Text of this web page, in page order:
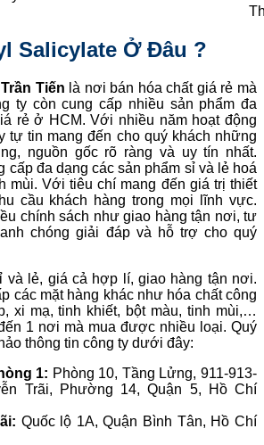
Salicylate Ở Đâu ?
Tiến là nơi bán hóa chất giá rẻ mà
ty còn cung cấp nhiều sản phẩm đa
rẻ ở HCM. Với nhiều năm hoạt động
tự tin mang đến cho quý khách những
nguồn gốc rõ ràng và uy tín nhất.
cấp đa dạng các sản phẩm sỉ và lẻ hoá
mùi. Với tiêu chí mang đến giá trị thiết
cầu khách hàng trong mọi lĩnh vực.
chính sách như giao hàng tận nơi, tư
chóng giải đáp và hỗ trợ cho quý
và lẻ, giá cả hợp lí, giao hàng tận nơi.
các mặt hàng khác như hóa chất công
xi mạ, tinh khiết, bột màu, tinh mùi,…
1 nơi mà mua được nhiều loại. Quý
thông tin công ty dưới đây:
1: Phòng 10, Tầng Lửng, 911-913-
Trãi, Phường 14, Quận 5, Hồ Chí
Quốc lộ 1A, Quận Bình Tân, Hồ Chí